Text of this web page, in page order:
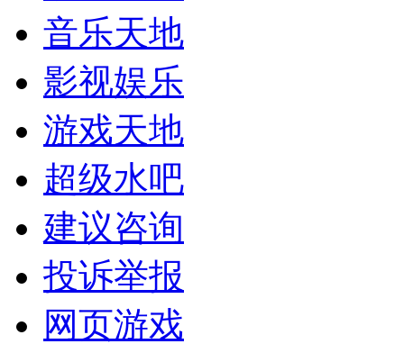
音乐天地
影视娱乐
游戏天地
超级水吧
建议咨询
投诉举报
网页游戏